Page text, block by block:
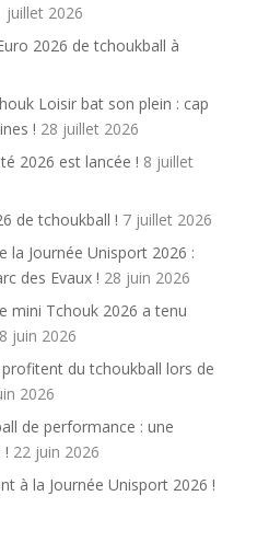
juillet 2026
2026 de tchoukball à
Loisir bat son plein : cap
! 28 juillet 2026
2026 est lancée ! 8 juillet
de tchoukball ! 7 juillet 2026
Journée Unisport 2026 :
des Evaux ! 28 juin 2026
mini Tchouk 2026 a tenu
juin 2026
du tchoukball lors de
2026
de performance : une
! 22 juin 2026
à la Journée Unisport 2026 !